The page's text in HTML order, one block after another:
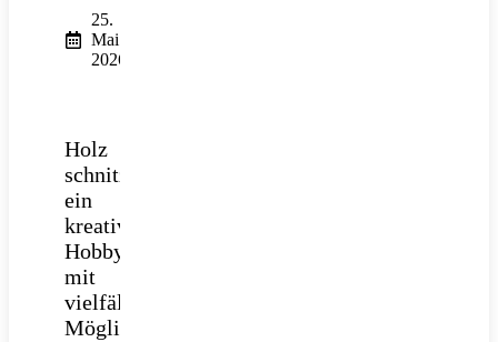
25.
Mai
2026
Holz
schnitzen:
ein
kreatives
Hobby
mit
vielfältigen
Möglichkeiten